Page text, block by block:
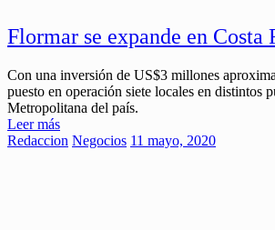
Flormar se expande en Costa
Con una inversión de US$3 millones
puesto en operación siete locales en distintos
Metropolitana del país.
Leer más
Redaccion Negocios 11 mayo, 2020